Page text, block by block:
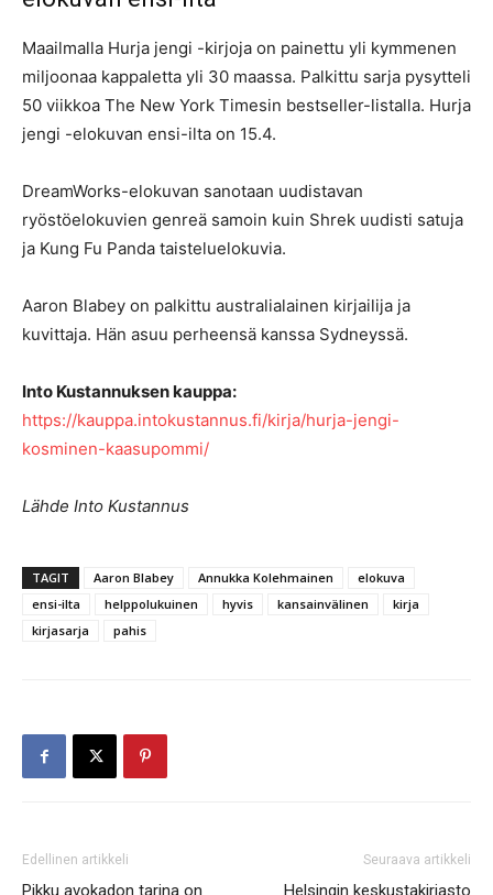
Maailmalla Hurja jengi -kirjoja on painettu yli kymmenen
miljoonaa kappaletta yli 30 maassa. Palkittu sarja pysytteli
50 viikkoa The New York Timesin bestseller-listalla. Hurja
jengi -elokuvan ensi­-ilta on 15.4.
DreamWorks-elokuvan sanotaan uudistavan
ryöstöelokuvien genreä samoin kuin Shrek uudisti satuja
ja Kung Fu Panda taisteluelokuvia.
Aaron Blabey on palkittu australialainen kirjailija ja
kuvittaja. Hän asuu perheensä kanssa Sydneyssä.
Into Kustannuksen kauppa:
https://kauppa.intokustannus.fi/kirja/hurja-jengi-
kosminen-kaasupommi/
Lähde Into Kustannus
TAGIT Aaron Blabey Annukka Kolehmainen
elokuva
ensi-ilta
helppolukuinen hyvis kansainvälinen
kirja
kirjasarja
pahis
Edellinen artikkeli
Pikku avokadon tarina on
Seuraava artikkeli
Helsingin keskustakirjasto